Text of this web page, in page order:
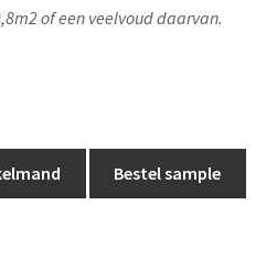
of een veelvoud daarvan.
Bestel sample